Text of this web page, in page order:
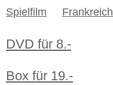
Spielfilm Frankreich
DVD für 8.-
Box für 19.-